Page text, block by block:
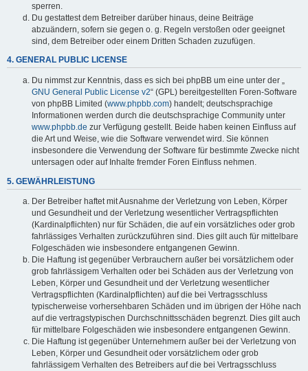
sperren.
Du gestattest dem Betreiber darüber hinaus, deine Beiträge
abzuändern, sofern sie gegen o. g. Regeln verstoßen oder geeignet
sind, dem Betreiber oder einem Dritten Schaden zuzufügen.
4. GENERAL PUBLIC LICENSE
Du nimmst zur Kenntnis, dass es sich bei phpBB um eine unter der „
GNU General Public License v2“ (GPL) bereitgestellten Foren-Software
von phpBB Limited (www.phpbb.com) handelt; deutschsprachige
Informationen werden durch die deutschsprachige Community unter
www.phpbb.de zur Verfügung gestellt. Beide haben keinen Einfluss auf
die Art und Weise, wie die Software verwendet wird. Sie können
insbesondere die Verwendung der Software für bestimmte Zwecke nicht
untersagen oder auf Inhalte fremder Foren Einfluss nehmen.
5. GEWÄHRLEISTUNG
Der Betreiber haftet mit Ausnahme der Verletzung von Leben, Körper
und Gesundheit und der Verletzung wesentlicher Vertragspflichten
(Kardinalpflichten) nur für Schäden, die auf ein vorsätzliches oder grob
fahrlässiges Verhalten zurückzuführen sind. Dies gilt auch für mittelbare
Folgeschäden wie insbesondere entgangenen Gewinn.
Die Haftung ist gegenüber Verbrauchern außer bei vorsätzlichem oder
grob fahrlässigem Verhalten oder bei Schäden aus der Verletzung von
Leben, Körper und Gesundheit und der Verletzung wesentlicher
Vertragspflichten (Kardinalpflichten) auf die bei Vertragsschluss
typischerweise vorhersehbaren Schäden und im übrigen der Höhe nach
auf die vertragstypischen Durchschnittsschäden begrenzt. Dies gilt auch
für mittelbare Folgeschäden wie insbesondere entgangenen Gewinn.
Die Haftung ist gegenüber Unternehmern außer bei der Verletzung von
Leben, Körper und Gesundheit oder vorsätzlichem oder grob
fahrlässigem Verhalten des Betreibers auf die bei Vertragsschluss